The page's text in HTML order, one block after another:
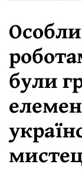
були